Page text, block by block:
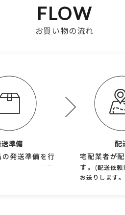
FLOW
お買い物の流れ